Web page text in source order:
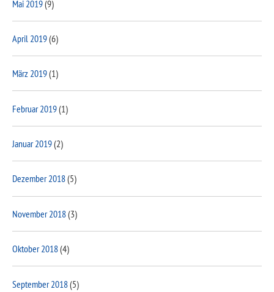
Mai 2019(9)
April 2019(6)
März 2019(1)
Februar 2019(1)
Januar 2019(2)
Dezember 2018(5)
November 2018(3)
Oktober 2018(4)
September 2018(5)